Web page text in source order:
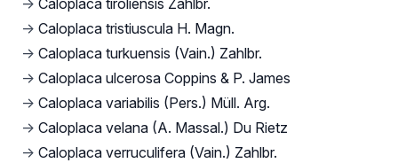
→ Caloplaca tiroliensis Zahlbr.
→ Caloplaca tristiuscula H. Magn.
→ Caloplaca turkuensis (Vain.) Zahlbr.
→ Caloplaca ulcerosa Coppins & P. James
→ Caloplaca variabilis (Pers.) Müll. Arg.
→ Caloplaca velana (A. Massal.) Du Rietz
→ Caloplaca verruculifera (Vain.) Zahlbr.